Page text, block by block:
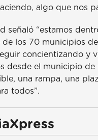
algo que nos
señaló “estamos
los 70 municipios
concientizando y
desde el municipio
una rampa, una
todos”.